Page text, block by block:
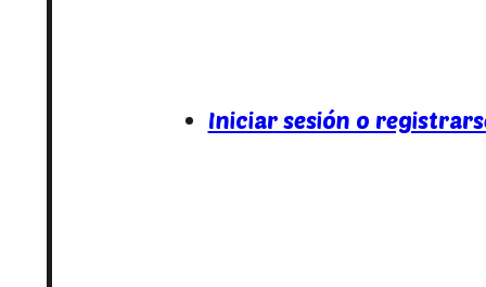
Iniciar sesión o